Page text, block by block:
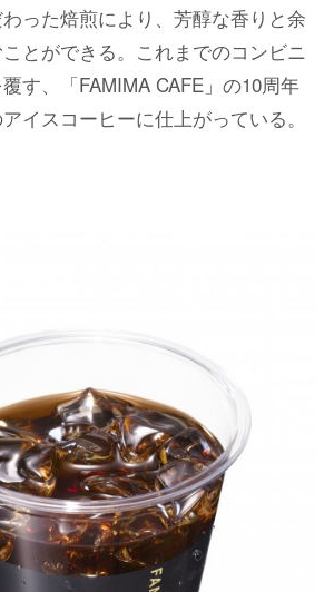
った焙煎により、芳醇な香りと余
とができる。これまでのコンビニ
す、「FAMIMA CAFE」の10周年
イスコーヒーに仕上がっている。